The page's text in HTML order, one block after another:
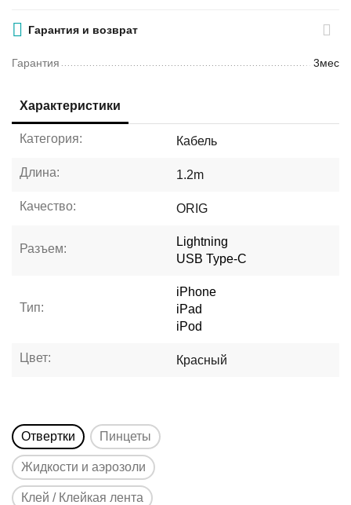
Гарантия и возврат
Гарантия 3мес
Характеристики
Категория: Кабель
Длина: 1.2m
Качество: ORIG
Разъем:
Lightning
USB Type-C
Тип:
iPhone
iPad
iPod
Цвет: Красный
Отвертки Пинцеты
Жидкости и аэрозоли
Клей / Клейкая лента